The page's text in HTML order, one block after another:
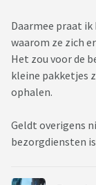
Daarmee praat
waarom ze zich
Het zou voor de
kleine pakketjes
ophalen.
Geldt overigens
bezorgdiensten